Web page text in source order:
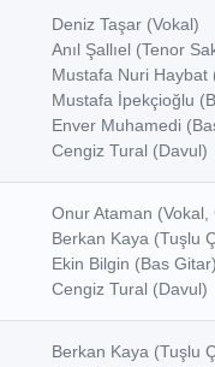
Deniz Taşar (Vokal)
Anıl Şallıel (Tenor
Mustafa Nuri Haybat
Mustafa İpekçioğlu
Enver Muhamedi
Cengiz Tural (Davul)
Onur Ataman (Vokal,
Berkan Kaya (Tuşlu
Ekin Bilgin (Bas Gitar)
Cengiz Tural (Davul)
Berkan Kaya (Tuşlu